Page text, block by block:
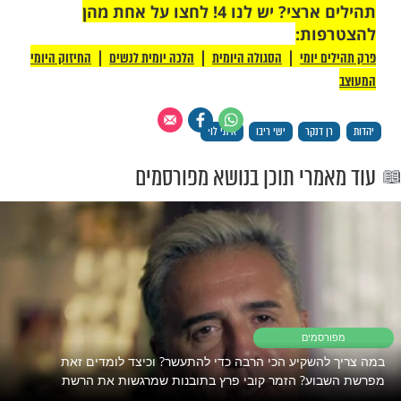
רק לקבוצת ווטסאפ אחת מבית מוקד